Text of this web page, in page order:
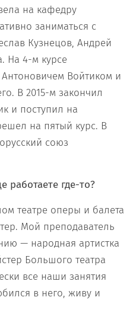
на кафедру
заниматься с
Кузнецов, Андрей
На 4-м курсе
Войтиком и
В 2015-м закончил
и поступил на
на пятый курс. В
союз
работаете где-то?
театре оперы и балета
Мой преподаватель
— народная артистка
Большого театра
все наши занятия
в него, живу и